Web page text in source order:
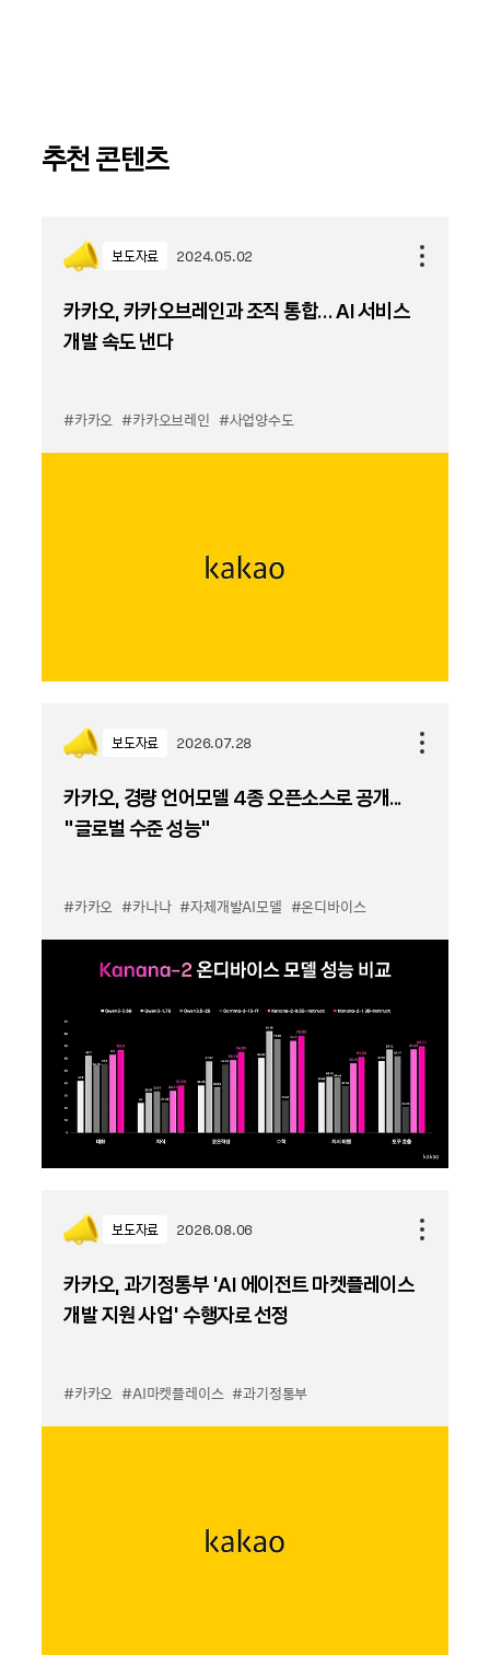
추천 콘텐츠
보도자료 2024.05.02
카카오, 카카오브레인과 조직 통합… AI 서비스
개발 속도 낸다
#카카오 #카카오브레인 #사업양수도
보도자료 2026.07.28
카카오, 경량 언어모델 4종 오픈소스로 공개...
“글로벌 수준 성능”
#카카오 #카나나 #자체개발AI모델 #온디바이스
보도자료 2026.08.06
카카오, 과기정통부 ‘AI 에이전트 마켓플레이스
개발 지원 사업’ 수행자로 선정
#카카오 #AI마켓플레이스 #과기정통부